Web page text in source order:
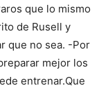
que lo mismo
de Rusell y
que no sea. -Por
mejor los
entrenar.Que